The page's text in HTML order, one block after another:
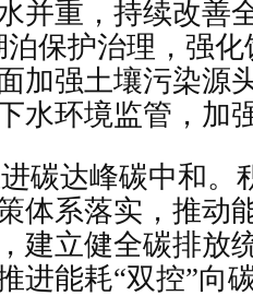
并重，持续改善
泊保护治理，强
加强土壤污染源
水环境监管，加
碳达峰碳中和。
体系落实，推动
建立健全碳排放
进能耗“双控”向